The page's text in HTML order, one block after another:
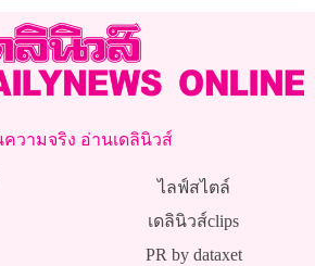
ความจริง อ่านเดลินิวส์
ไลฟ์สไตล์
เดลินิวส์clips
PR by dataxet